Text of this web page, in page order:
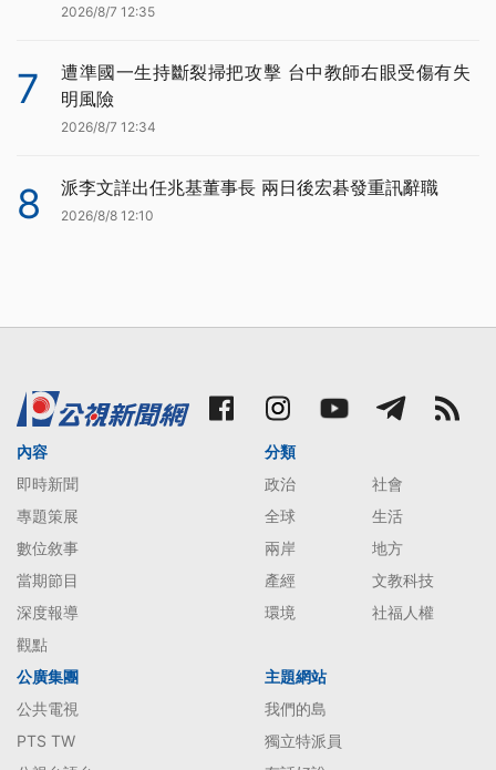
2026/8/7 12:35
7
遭準國一生持斷裂掃把攻擊 台中教師右眼受傷有失
明風險
2026/8/7 12:34
8 派李文詳出任兆基董事長 兩日後宏碁發重訊辭職
2026/8/8 12:10
內容
即時新聞
專題策展
數位敘事
當期節目
深度報導
觀點
分類
政治
社會
全球
生活
兩岸
地方
產經
文教科技
環境
社福人權
公廣集團
公共電視
PTS TW
主題網站
我們的島
獨立特派員